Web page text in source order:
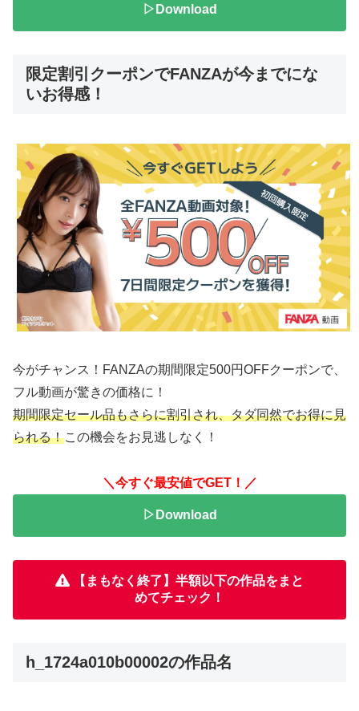
▷Download
限定割引クーポンでFANZAが今までにな
いお得感！
今がチャンス！FANZAの期間限定500円OFFクーポンで、
フル動画が驚きの価格に！
期間限定セール品もさらに割引され、タダ同然でお得に見
られる！この機会をお見逃しなく！
＼今すぐ最安値でGET！／
▷Download
【まもなく終了】半額以下の作品をまと
めてチェック！
h_1724a010b00002の作品名